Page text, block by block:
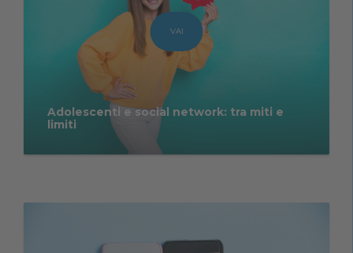
Adolescenti e social network: tra miti e
limiti
VAI